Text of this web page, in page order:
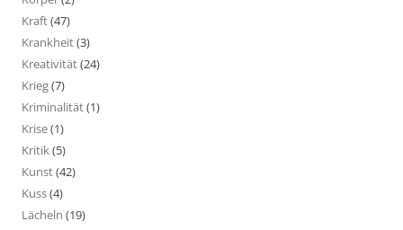
Kraft(47)
Krankheit(3)
Kreativität(24)
Krieg(7)
Kriminalität(1)
Krise(1)
Kritik(5)
Kunst(42)
Kuss(4)
Lächeln (19)